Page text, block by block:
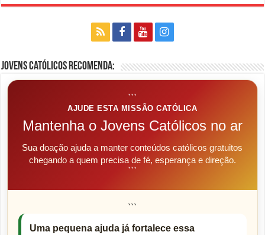
Jovens Católicos Recomenda:
```
AJUDE ESTA MISSÃO CATÓLICA
Mantenha o Jovens Católicos no ar
Sua doação ajuda a manter conteúdos católicos gratuitos
chegando a quem precisa de fé, esperança e direção.
```
```
Uma pequena ajuda já fortalece essa